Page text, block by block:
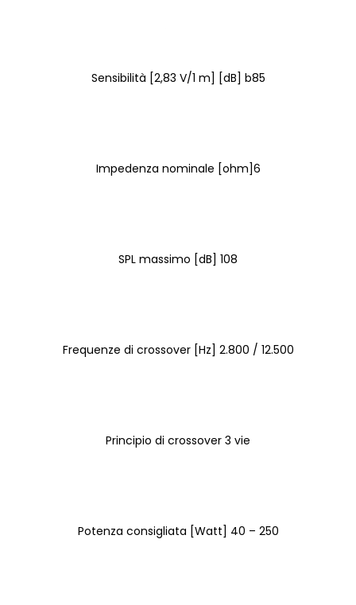
Sensibilità [2,83 V/1 m] [dB] b85
Impedenza nominale [ohm]6
SPL massimo [dB] 108
Frequenze di crossover [Hz] 2.800 / 12.500
Principio di crossover 3 vie
Potenza consigliata [Watt] 40 – 250